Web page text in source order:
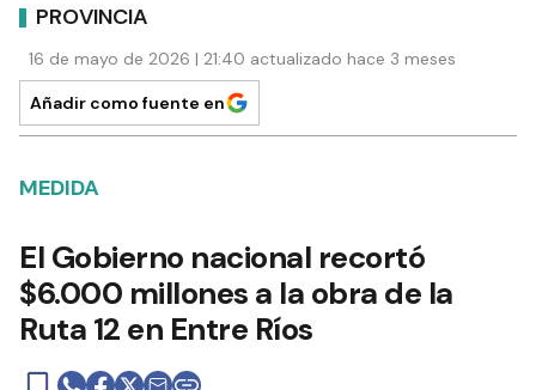
PROVINCIA
16 de mayo de 2026 | 21:40 actualizado hace 3 meses
Añadir como fuente en
MEDIDA
El Gobierno nacional recortó
$6.000 millones a la obra de la
Ruta 12 en Entre Ríos